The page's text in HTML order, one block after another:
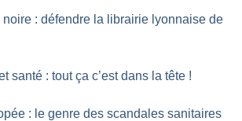
noire : défendre la librairie lyonnaise de
santé : tout ça c’est dans la tête !
: le genre des scandales sanitaires